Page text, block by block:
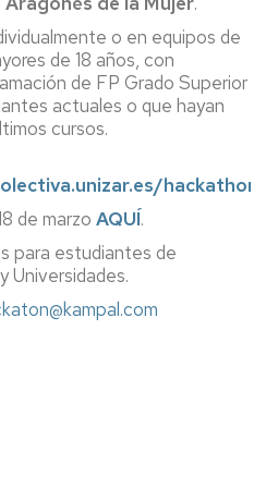
o en equipos de
de 18 años, con
de FP Grado Superior
actuales o que hayan
cursos.
hackathon/
de marzo AQUÍ.
para estudiantes de
Universidades.